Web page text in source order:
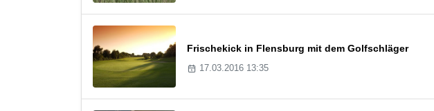
Frischekick in Flensburg mit dem Golfschläger
17.03.2016 13:35